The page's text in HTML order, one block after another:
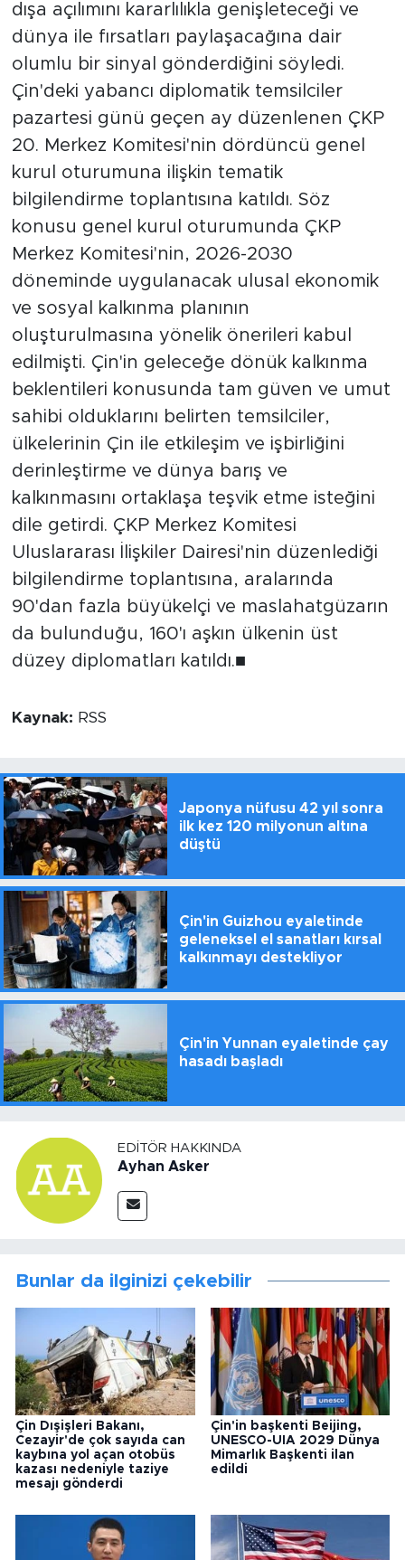
dışa açılımını kararlılıkla genişleteceği ve
dünya ile fırsatları paylaşacağına dair
olumlu bir sinyal gönderdiğini söyledi.
Çin'deki yabancı diplomatik temsilciler
pazartesi günü geçen ay düzenlenen ÇKP
20. Merkez Komitesi'nin dördüncü genel
kurul oturumuna ilişkin tematik
bilgilendirme toplantısına katıldı. Söz
konusu genel kurul oturumunda ÇKP
Merkez Komitesi'nin, 2026-2030
döneminde uygulanacak ulusal ekonomik
ve sosyal kalkınma planının
oluşturulmasına yönelik önerileri kabul
edilmişti. Çin'in geleceğe dönük kalkınma
beklentileri konusunda tam güven ve umut
sahibi olduklarını belirten temsilciler,
ülkelerinin Çin ile etkileşim ve işbirliğini
derinleştirme ve dünya barış ve
kalkınmasını ortaklaşa teşvik etme isteğini
dile getirdi. ÇKP Merkez Komitesi
Uluslararası İlişkiler Dairesi'nin düzenlediği
bilgilendirme toplantısına, aralarında
90'dan fazla büyükelçi ve maslahatgüzarın
da bulunduğu, 160'ı aşkın ülkenin üst
düzey diplomatları katıldı.■
Kaynak: RSS
Japonya nüfusu 42 yıl sonra
ilk kez 120 milyonun altına
düştü
Çin'in Guizhou eyaletinde
geleneksel el sanatları kırsal
kalkınmayı destekliyor
Çin'in Yunnan eyaletinde çay
hasadı başladı
EDITÖR HAKKINDA
Ayhan Asker
Bunlar da ilginizi çekebilir
Çin Dışişleri Bakanı,
Cezayir'de çok sayıda can
kaybına yol açan otobüs
kazası nedeniyle taziye
mesajı gönderdi
Çin'in başkenti Beijing,
UNESCO-UIA 2029 Dünya
Mimarlık Başkenti ilan
edildi